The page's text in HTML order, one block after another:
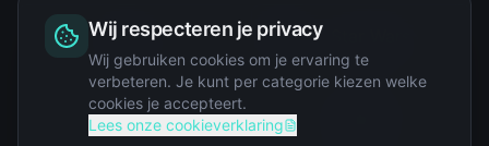
Squishy
Wij respecteren je privacy
Wij gebruiken cookies om je ervaring te
verbeteren. Je kunt per categorie kiezen welke
cookies je accepteert.
Lees onze cookieverklaring